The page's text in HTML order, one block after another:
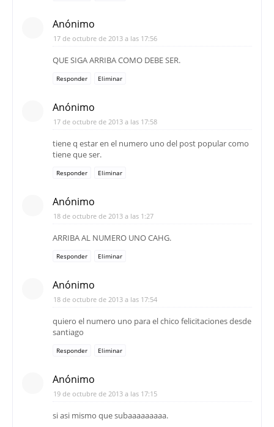
Anónimo
17 de octubre de 2013 a las 17:56
QUE SIGA ARRIBA COMO DEBE SER.
Responder Eliminar
Anónimo
17 de octubre de 2013 a las 17:58
tiene q estar en el numero uno del post popular como
tiene que ser.
Responder Eliminar
Anónimo
18 de octubre de 2013 a las 1:27
ARRIBA AL NUMERO UNO CAHG.
Responder Eliminar
Anónimo
18 de octubre de 2013 a las 17:54
quiero el numero uno para el chico felicitaciones desde
santiago
Responder Eliminar
Anónimo
19 de octubre de 2013 a las 17:15
si asi mismo que subaaaaaaaaa.